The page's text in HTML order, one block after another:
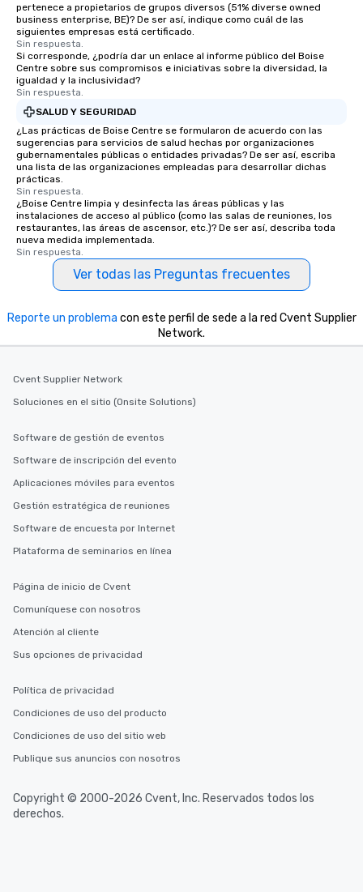
pertenece a propietarios de grupos diversos (51% diverse owned
business enterprise, BE)? De ser así, indique como cuál de las
siguientes empresas está certificado.
Sin respuesta.
Si corresponde, ¿podría dar un enlace al informe público del Boise
Centre sobre sus compromisos e iniciativas sobre la diversidad, la
igualdad y la inclusividad?
Sin respuesta.
SALUD Y SEGURIDAD
¿Las prácticas de Boise Centre se formularon de acuerdo con las
sugerencias para servicios de salud hechas por organizaciones
gubernamentales públicas o entidades privadas? De ser así, escriba
una lista de las organizaciones empleadas para desarrollar dichas
prácticas.
Sin respuesta.
¿Boise Centre limpia y desinfecta las áreas públicas y las
instalaciones de acceso al público (como las salas de reuniones, los
restaurantes, las áreas de ascensor, etc.)? De ser así, describa toda
nueva medida implementada.
Sin respuesta.
Ver todas las Preguntas frecuentes
Reporte un problema con este perfil de sede a la red Cvent Supplier
Network.
Cvent Supplier Network
Soluciones en el sitio (Onsite Solutions)
Software de gestión de eventos
Software de inscripción del evento
Aplicaciones móviles para eventos
Gestión estratégica de reuniones
Software de encuesta por Internet
Plataforma de seminarios en línea
Página de inicio de Cvent
Comuníquese con nosotros
Atención al cliente
Sus opciones de privacidad
Política de privacidad
Condiciones de uso del producto
Condiciones de uso del sitio web
Publique sus anuncios con nosotros
Copyright © 2000-2026 Cvent, Inc. Reservados todos los
derechos.